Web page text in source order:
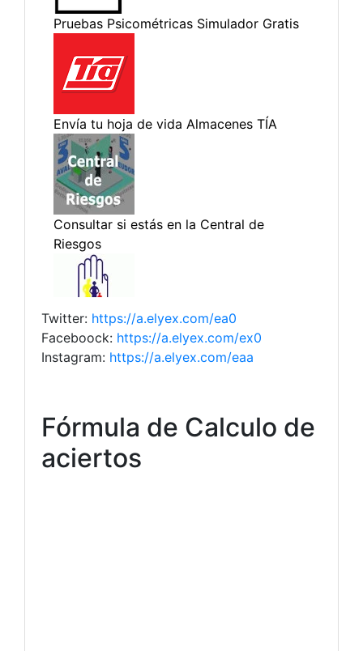
Twitter: https://a.elyex.com/ea0
Faceboock: https://a.elyex.com/ex0
Instagram: https://a.elyex.com/eaa
Fórmula de Calculo de
aciertos